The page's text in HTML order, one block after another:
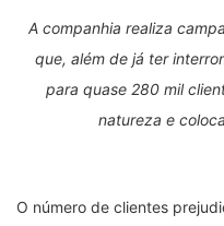
A companhia realiza
que, além de já ter
para quase 280 mil
natureza e
O número de clientes